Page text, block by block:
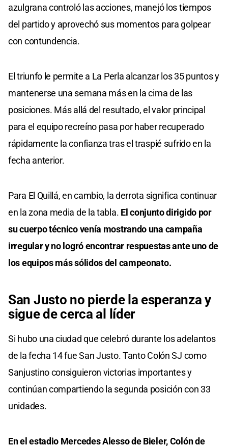
azulgrana controló las acciones, manejó los tiempos
del partido y aprovechó sus momentos para golpear
con contundencia.
El triunfo le permite a La Perla alcanzar los 35 puntos y
mantenerse una semana más en la cima de las
posiciones. Más allá del resultado, el valor principal
para el equipo recreíno pasa por haber recuperado
rápidamente la confianza tras el traspié sufrido en la
fecha anterior.
Para El Quillá, en cambio, la derrota significa continuar
en la zona media de la tabla. El conjunto dirigido por
su cuerpo técnico venía mostrando una campaña
irregular y no logró encontrar respuestas ante uno de
los equipos más sólidos del campeonato.
San Justo no pierde la esperanza y
sigue de cerca al líder
Si hubo una ciudad que celebró durante los adelantos
de la fecha 14 fue San Justo. Tanto Colón SJ como
Sanjustino consiguieron victorias importantes y
continúan compartiendo la segunda posición con 33
unidades.
En el estadio Mercedes Alesso de Bieler, Colón de